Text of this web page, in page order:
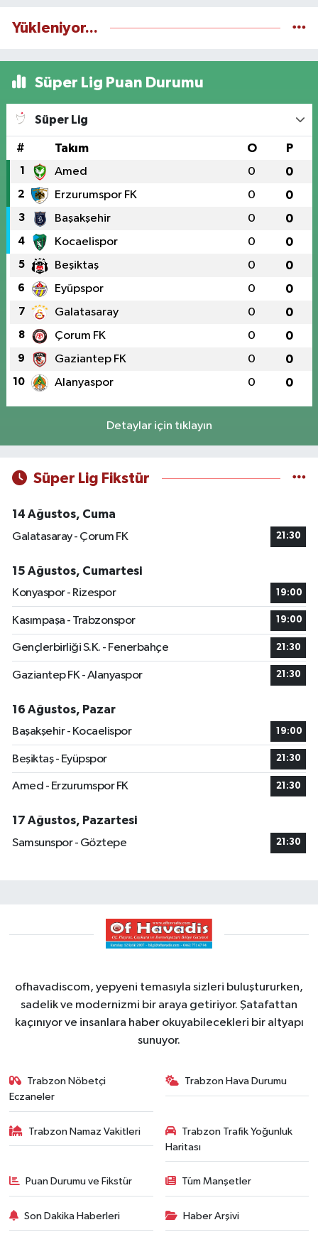
Yükleniyor...
Süper Lig Puan Durumu
Süper Lig
# Takım O P
1 Amed 0 0
2 Erzurumspor FK 0 0
3 Başakşehir 0 0
4 Kocaelispor 0 0
5 Beşiktaş 0 0
6 Eyüpspor 0 0
7 Galatasaray 0 0
8 Çorum FK 0 0
9 Gaziantep FK 0 0
10 Alanyaspor 0 0
Detaylar için tıklayın
Süper Lig Fikstür
14 Ağustos, Cuma
Galatasaray - Çorum FK
21:30
15 Ağustos, Cumartesi
Konyaspor - Rizespor
19:00
Kasımpaşa - Trabzonspor 19:00
Gençlerbirliği S.K. - Fenerbahçe 21:30
Gaziantep FK - Alanyaspor 21:30
16 Ağustos, Pazar
Başakşehir - Kocaelispor
19:00
Beşiktaş - Eyüpspor 21:30
Amed - Erzurumspor FK 21:30
17 Ağustos, Pazartesi
Samsunspor - Göztepe
21:30
ofhavadiscom, yepyeni temasıyla sizleri buluştururken,
sadelik ve modernizmi bir araya getiriyor. Şatafattan
kaçınıyor ve insanlara haber okuyabilecekleri bir altyapı
sunuyor.
Trabzon Nöbetçi
Eczaneler
Trabzon Hava Durumu
Trabzon Namaz Vakitleri
Trabzon Trafik Yoğunluk
Haritası
Puan Durumu ve Fikstür Tüm Manşetler
Son Dakika Haberleri Haber Arşivi